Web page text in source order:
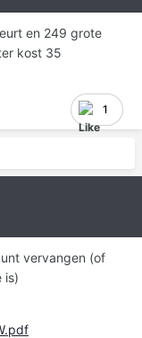
en 249 grote
kost 35
1
vervangen (of
is)